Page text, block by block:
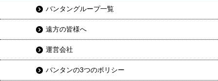
バンタングループ一覧
遠方の皆様へ
運営会社
バンタンの3つのポリシー